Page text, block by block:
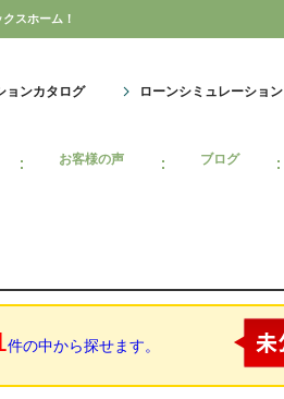
スホーム！
ョンカタログ ローンシミュレーション
お客様の声 ブログ
件の中から探せます。